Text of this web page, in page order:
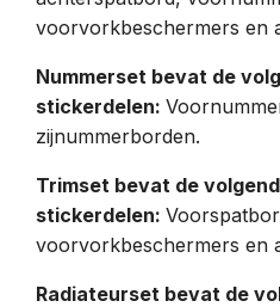
voorvorkbeschermers en
Nummerset bevat de
stickerdelen:
zijnummerborden.
Trimset bevat de
stickerdelen:
voorvorkbeschermers en
Radiateurset bevat de